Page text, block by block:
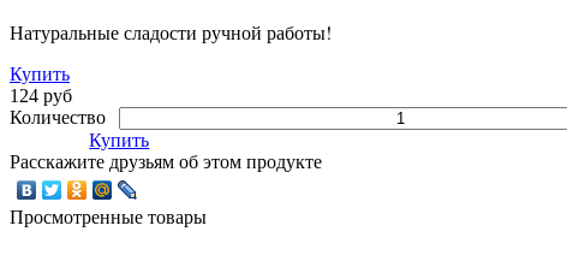
Натуральные сладости ручной работы!
Купить
124 руб
Количество
Купить
Расскажите друзьям об этом продукте
Просмотренные товары